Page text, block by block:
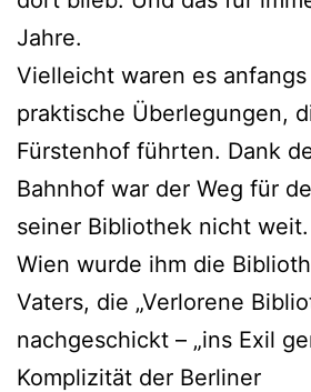
Jahre.
Vielleicht waren es
praktische Überlegungen,
Fürstenhof führten. Dank
Bahnhof war der Weg für
seiner Bibliothek nicht
Wien wurde ihm die
Vaters, die „Verlorene
nachgeschickt – „ins Exil
Komplizität der Berliner